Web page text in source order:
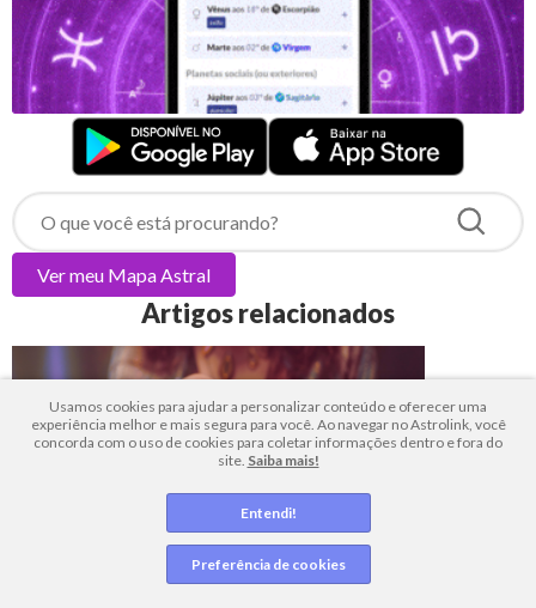
Usamos cookies para ajudar a personalizar conteúdo e oferecer uma
experiência melhor e mais segura para você. Ao navegar no Astrolink, você
concorda com o uso de cookies para coletar informações dentro e fora do
site. Saiba mais!
Entendi!
Preferência de cookies
Ver meu Mapa Astral
Artigos relacionados